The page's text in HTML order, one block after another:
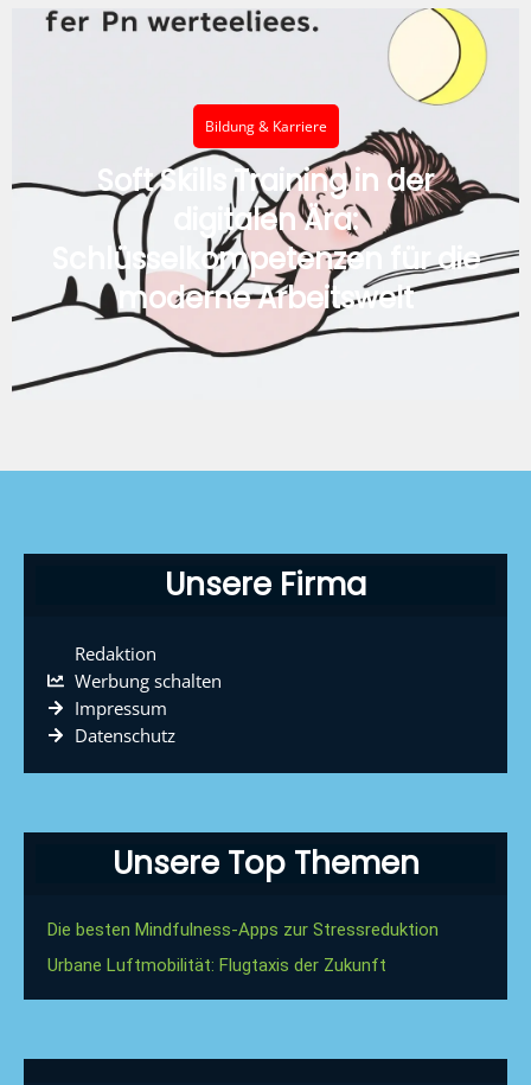
Bildung & Karriere
Soft Skills Training in der
digitalen Ära:
Schlüsselkompetenzen für die
moderne Arbeitswelt
Unsere Firma
Redaktion
Werbung schalten
Impressum
Datenschutz
Unsere Top Themen
Die besten Mindfulness-Apps zur Stressreduktion
Urbane Luftmobilität: Flugtaxis der Zukunft